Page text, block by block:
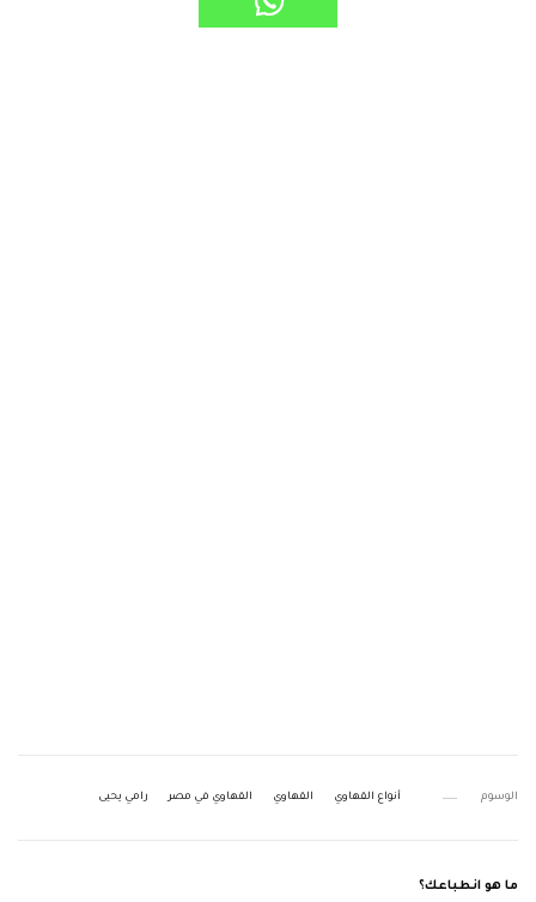
الوسوم أنواع القهاوي القهاوي القهاوي في مصر رامي يحيى
ما هو انطباعك؟